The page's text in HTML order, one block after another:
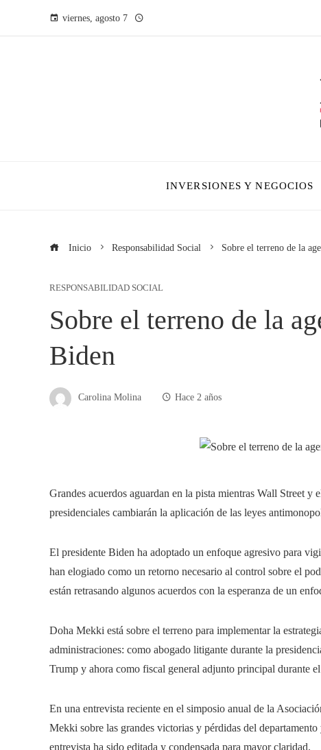
viernes, agosto 7
INVERSIONES Y NEGOCIOS
Inicio Responsabilidad Social Sobre el terreno de la
RESPONSABILIDAD SOCIAL
Sobre el terreno de la
Biden
Carolina Molina Hace 2 años
Grandes acuerdos aguardan en la pista mientras Wall Street
presidenciales cambiarán la aplicación de las leyes
El presidente Biden ha adoptado un enfoque agresivo para
han elogiado como un retorno necesario al control sobre el
están retrasando algunos acuerdos con la esperanza de un
Doha Mekki está sobre el terreno para implementar la
administraciones: como abogado litigante durante la
Trump y ahora como fiscal general adjunto principal durante
En una entrevista reciente en el simposio anual de la
Mekki sobre las grandes victorias y pérdidas del
entrevista ha sido editada y condensada para mayor claridad.